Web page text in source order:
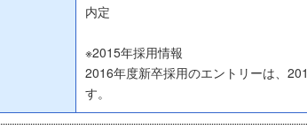
内定
※2015年採用情報
2016年度新卒採用のエントリーは、
す。